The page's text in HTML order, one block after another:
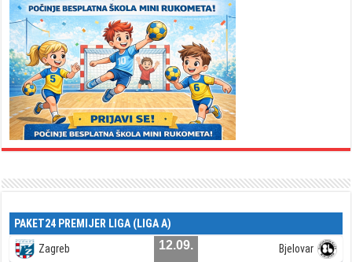
PAKET24 PREMIJER LIGA (LIGA A)
Zagreb 12.09. Bjelovar